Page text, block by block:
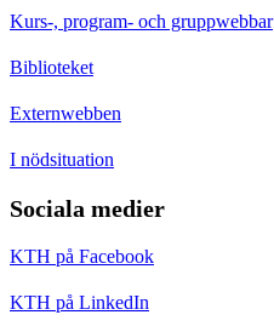
Kurs-, program- och gruppwebbar
Biblioteket
Externwebben
I nödsituation
Sociala medier
KTH på Facebook
KTH på LinkedIn